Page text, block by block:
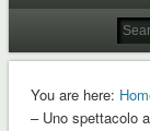
You are here:
– Uno spettacolo